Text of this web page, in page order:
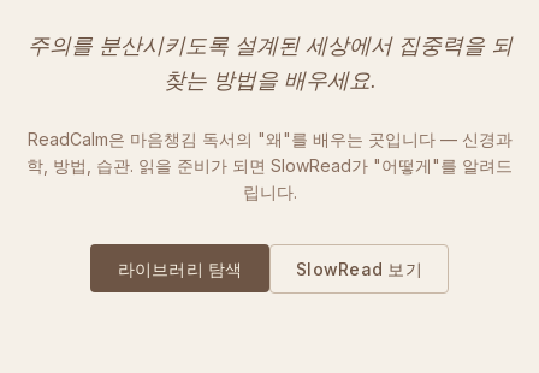
주의를 분산시키도록 설계된 세상에서 집중력을 되
찾는 방법을 배우세요.
ReadCalm은 마음챙김 독서의 "왜"를 배우는 곳입니다 — 신경과
학, 방법, 습관. 읽을 준비가 되면 SlowRead가 "어떻게"를 알려드
립니다.
라이브러리 탐색 SlowRead 보기